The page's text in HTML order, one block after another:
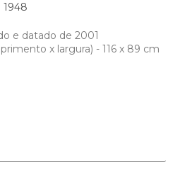
1948
e datado de 2001
x largura) - 116 x 89 cm